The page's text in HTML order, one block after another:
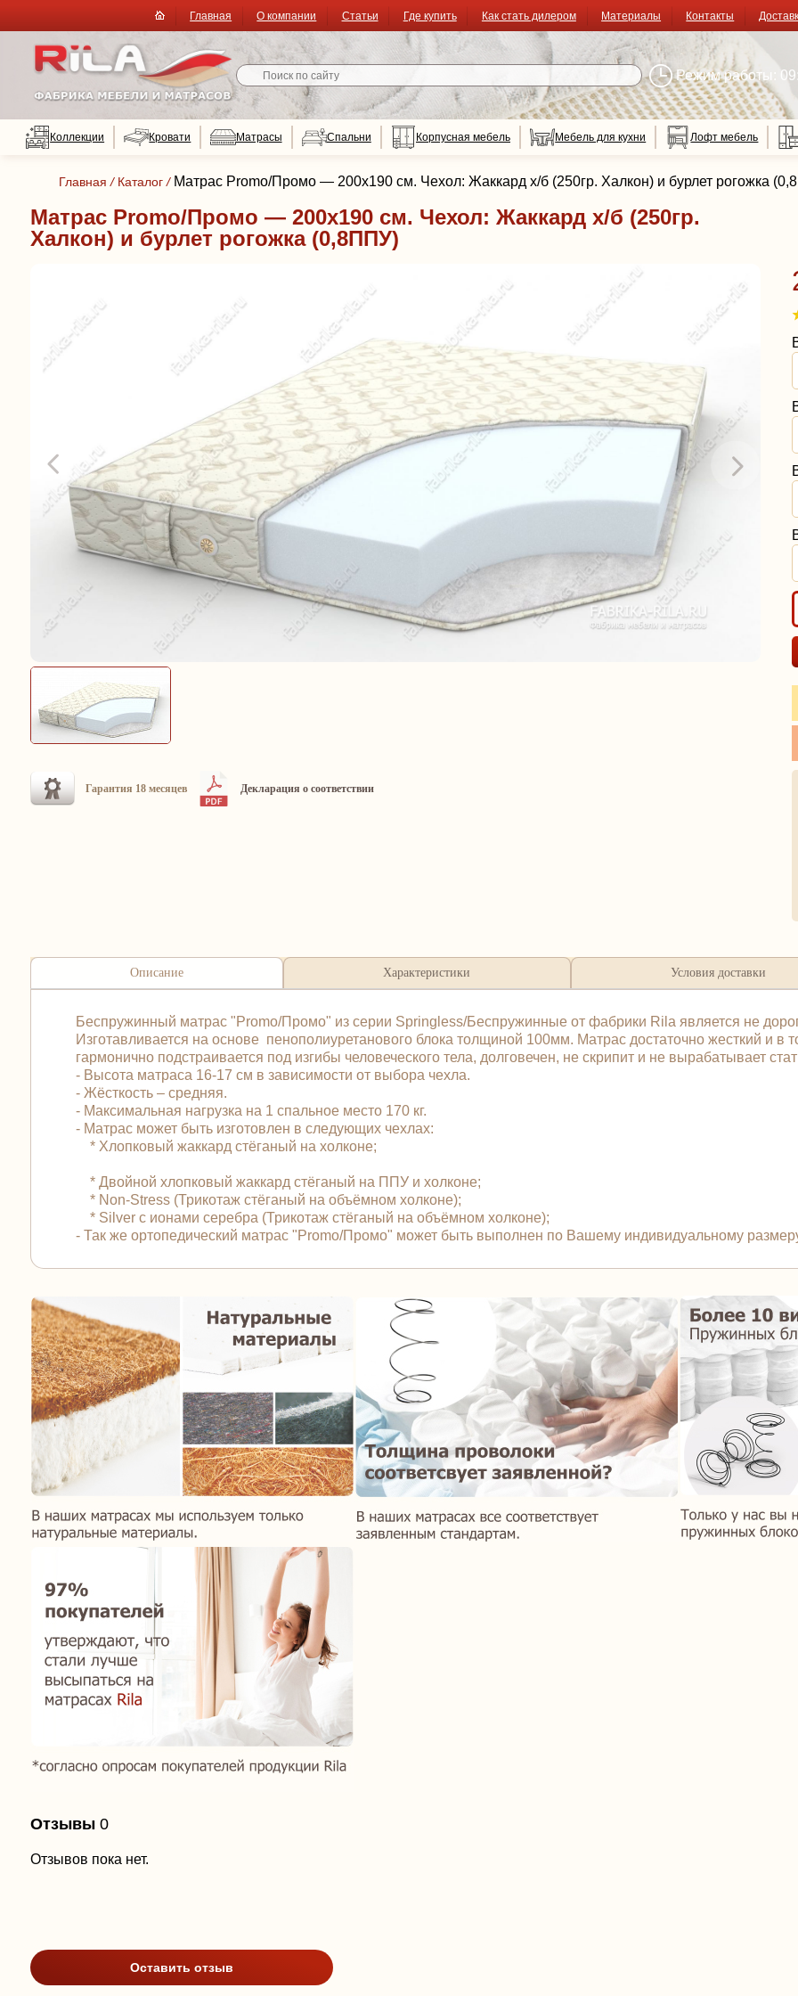
Главная О компании Статьи Где купить Как стать дилером Материалы Контакты
Режим работы:
Коллекции Кровати Матрасы Спальни Корпусная мебель Мебель для кухни Лофт мебель
Главная / Каталог / Матрас Promo/Промо — 200x190 см. Чехол: Жаккард х/б (250гр. Халкон) и бурлет рогожка
Матрас Promo/Промо — 200x190 см. Чехол: Жаккард х/б (250гр.
Халкон) и бурлет рогожка (0,8ППУ)
Гарантия 18 месяцев Декларация о соответствии
Описание Характеристики Условия доставки
Беспружинный матрас "Promo/Промо" из серии Springless/Беспружинные от фабрики Rila является не
Изготавливается на основе пенополиуретанового блока толщиной 100мм. Матрас достаточно жесткий и
гармонично подстраивается под изгибы человеческого тела, долговечен, не скрипит и не вырабатывает
- Высота матраса 16-17 см в зависимости от выбора чехла.
- Жёсткость – средняя.
- Максимальная нагрузка на 1 спальное место 170 кг.
- Матрас может быть изготовлен в следующих чехлах:
* Хлопковый жаккард стёганый на холконе;
* Двойной хлопковый жаккард стёганый на ППУ и холконе;
* Non-Stress (Трикотаж стёганый на объёмном холконе);
* Silver с ионами серебра (Трикотаж стёганый на объёмном холконе);
- Так же ортопедический матрас "Promo/Промо" может быть выполнен по Вашему индивидуальному
Отзывы 0
Отзывов пока нет.
Оставить отзыв